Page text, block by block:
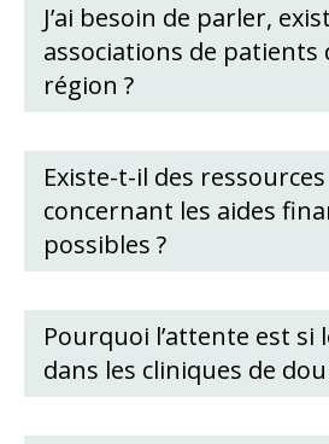
J’ai besoin de parler,
associations de patients
région ?
Existe-t-il des ressources
concernant les aides
possibles ?
Pourquoi l’attente est si
dans les cliniques de